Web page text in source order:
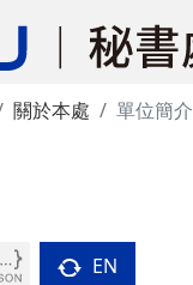
關於本處 單位簡介
EN